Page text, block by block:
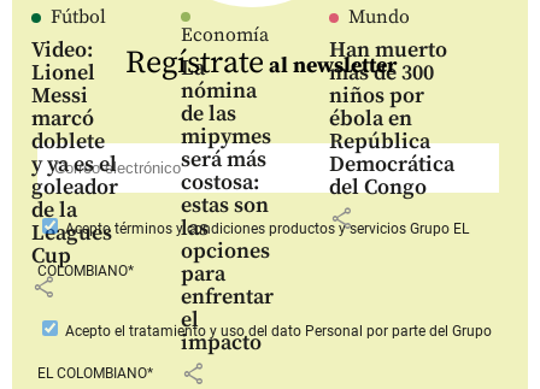
Fútbol
Video:
Lionel
Messi
marcó
doblete
y ya es el
goleador
de la
Leagues
Cup
share
Economía
La
nómina
de las
mipymes
será más
costosa:
estas son
las
opciones
para
enfrentar
el
impacto
share
Mundo
Han muerto
más de 300
niños por
ébola en
República
Democrática
del Congo
share
Regístrate al newsletter
Aceptotérminos y condiciones productos y serviciosGrupo EL
COLOMBIANO*
Acepto el tratamiento y uso del dato Personal por parte del Grupo
EL COLOMBIANO*